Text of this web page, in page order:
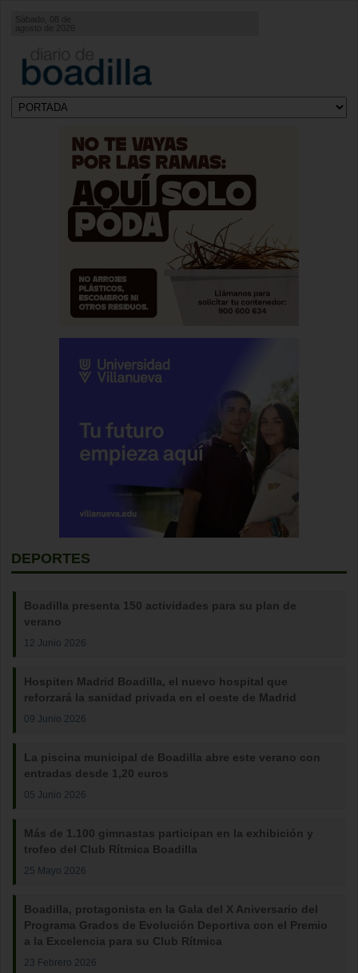
Sábado, 08 de
agosto de 2026
DEPORTES
Boadilla presenta 150 actividades para su plan de
verano
12 Junio 2026
Hospiten Madrid Boadilla, el nuevo hospital que
reforzará la sanidad privada en el oeste de Madrid
09 Junio 2026
La piscina municipal de Boadilla abre este verano con
entradas desde 1,20 euros
05 Junio 2026
Más de 1.100 gimnastas participan en la exhibición y
trofeo del Club Rítmica Boadilla
25 Mayo 2026
Boadilla, protagonista en la Gala del X Aniversario del
Programa Grados de Evolución Deportiva con el Premio
a la Excelencia para su Club Rítmica
23 Febrero 2026